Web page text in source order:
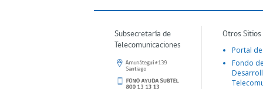
Subsecretaría de
Telecomunicaciones
Otros
Portal
Fondo